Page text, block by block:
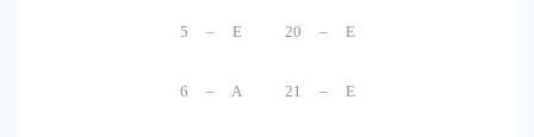
5 – E 20 – E
6 – A 21 – E